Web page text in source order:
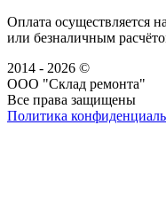
Оплата осуществляется
или безналичным
2014 - 2026 ©
ООО "Склад ремонта"
Все права защищены
Политика